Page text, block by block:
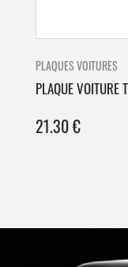
PLAQUES VOITURES
PLAQUE
21.30€